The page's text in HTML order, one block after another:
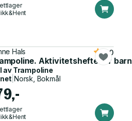
Hals
Aktivitetshefte for
5.0
av Trampoline
Norsk, Bokmål